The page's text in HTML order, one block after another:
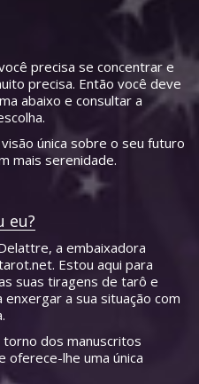
precisa se concentrar e
precisa. Então você deve
abaixo e consultar a
única sobre o seu futuro
mais serenidade.
eu?
a embaixadora
Estou aqui para
suas tiragens de tarô e
enxergar a sua situação com
torno dos manuscritos
oferece-lhe uma única